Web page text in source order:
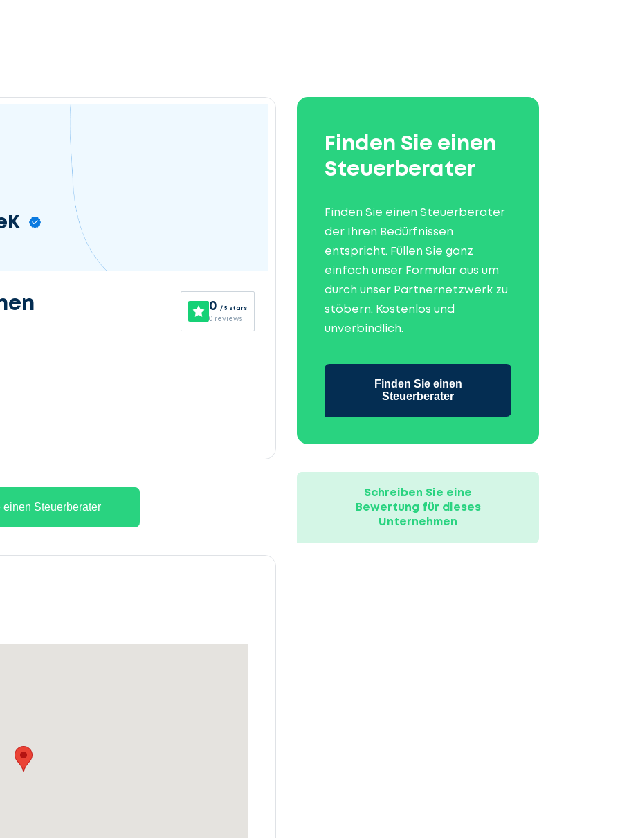
0 / 5 stars
0 reviews
einen Steuerberater
Finden Sie einen
Steuerberater
Finden Sie einen Steuerberater
der Ihren Bedürfnissen
entspricht. Füllen Sie ganz
einfach unser Formular aus um
durch unser Partnernetzwerk zu
stöbern. Kostenlos und
unverbindlich.
Finden Sie einen
Steuerberater
Schreiben Sie eine
Bewertung für dieses
Unternehmen